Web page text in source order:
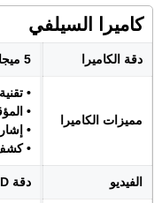
كاميرا السيلفي
دقة الكاميرا 5 ميجابكسل
مميزات الكاميرا
• تقنية HDR
•
•
• كشف
الفيديو دقة 1080P FHD (بمعدل 30 إطار)